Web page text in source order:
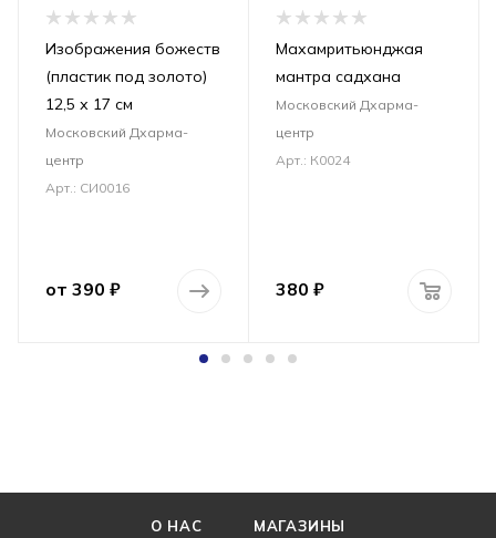
Изображения божеств
(пластик под золото)
12,5 х 17 см
Московский Дхарма-
центр
Арт.: СИ0016
от 390 ₽
Махамритьюнджая
мантра садхана
Московский Дхарма-
центр
Арт.: К0024
380 ₽
О НАС МАГАЗИНЫ